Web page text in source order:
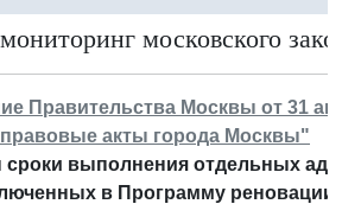
московского
Правительства Москвы от 31
акты города Москвы"
сроки выполнения отдельных
в Программу реновации.